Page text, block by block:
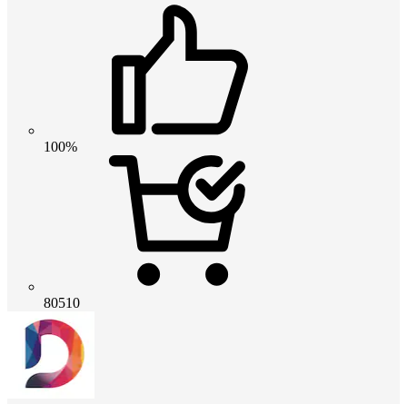
100%
80510